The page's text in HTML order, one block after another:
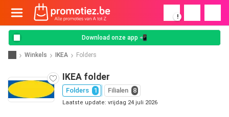
!
Download onze app 📲
Winkels IKEA Folders
IKEA folder
Folders 1 Filialen 8
Laatste update: vrijdag 24 juli 2026